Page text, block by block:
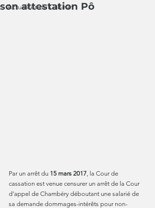
Actualités du Cabinet
son attestation Pô
Par un arrêt du 15 mars 2017 , la Cour de
cassation est venue censurer un arrêt de la Cour
d’appel de Chambéry déboutant une salarié de
sa demande dommages-intérêts pour non-